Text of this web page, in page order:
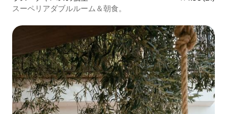
スーペリアダブルルーム＆朝食。